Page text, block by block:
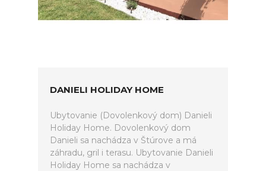
DANIELI HOLIDAY HOME
Ubytovanie (Dovolenkový dom) Danieli
Holiday Home. Dovolenkový dom
Danieli sa nachádza v Štúrove a má
záhradu, gril i terasu. Ubytovanie Danieli
Holiday Home sa nachádza v